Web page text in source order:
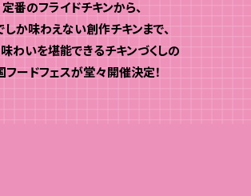
定番のフライドチキンから、
しか味わえない創作チキンまで、
わいを堪能できるチキンづくしの
フードフェスが堂々開催決定！